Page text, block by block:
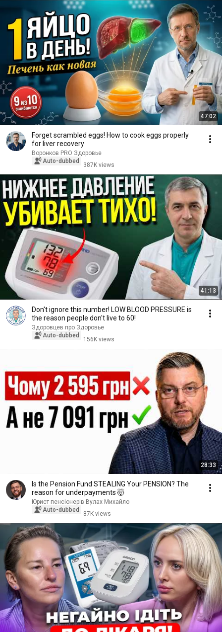
47:02
Forget scrambled eggs! How to cook eggs properly
for liver recovery
Воронков PRO Здоровье
Auto-dubbed
387K views
41:13
Don't ignore this number! LOW BLOOD PRESSURE is
the reason people don't live to 60!
Здоровцев про Здоровье
Auto-dubbed
156K views
28:33
Is the Pension Fund STEALING Your PENSION? The
reason for underpayments 🤯
Юрист пенсіонерів Вулах Михайло
Auto-dubbed
87K views